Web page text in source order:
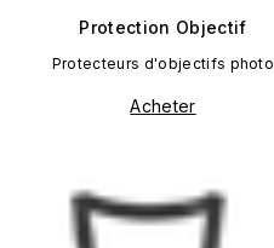
Protection Objectif
Protecteurs d'objectifs photo
Acheter